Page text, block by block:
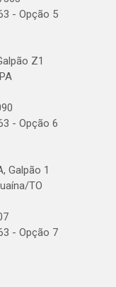
- Opção 5
Z1
- Opção 6
Galpão 1
TO
- Opção 7